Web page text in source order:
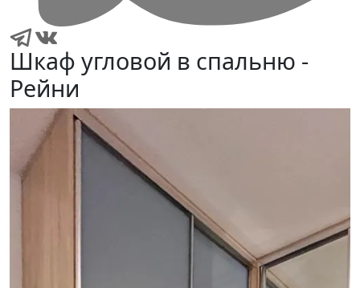
Шкаф угловой в спальню -
Рейни